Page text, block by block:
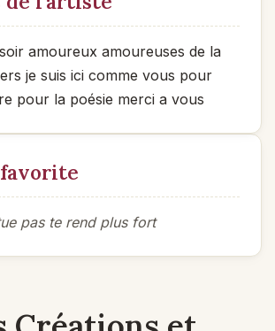
amoureux amoureuses de la
je suis ici comme vous pour
pour la poésie merci a vous
pas te rend plus fort